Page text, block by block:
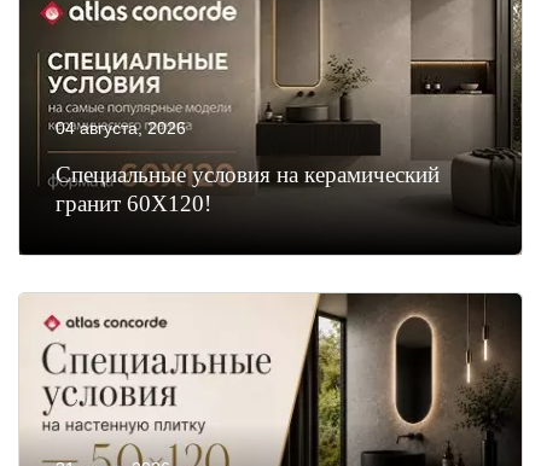
04 августа, 2026
Специальные условия на керамический
гранит 60Х120!